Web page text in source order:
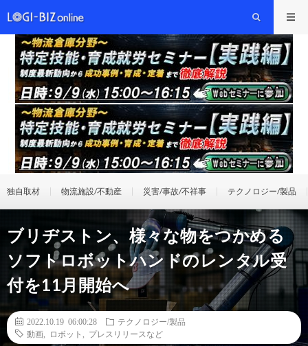
独自取材 物流施設/不動産 災害/事故/不祥事 テクノロジー/製品
ブリヂストン、様々な物をつかめる
ソフトロボットハンドのレンタル受
付を11月開始へ
2022.10.19 06:00:28
テクノロジー/製品
動画
ロボット プレスリリースなど